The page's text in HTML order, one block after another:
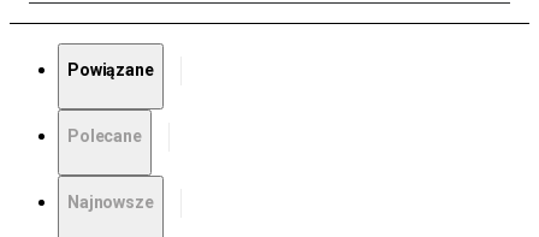
Powiązane
Polecane
Najnowsze